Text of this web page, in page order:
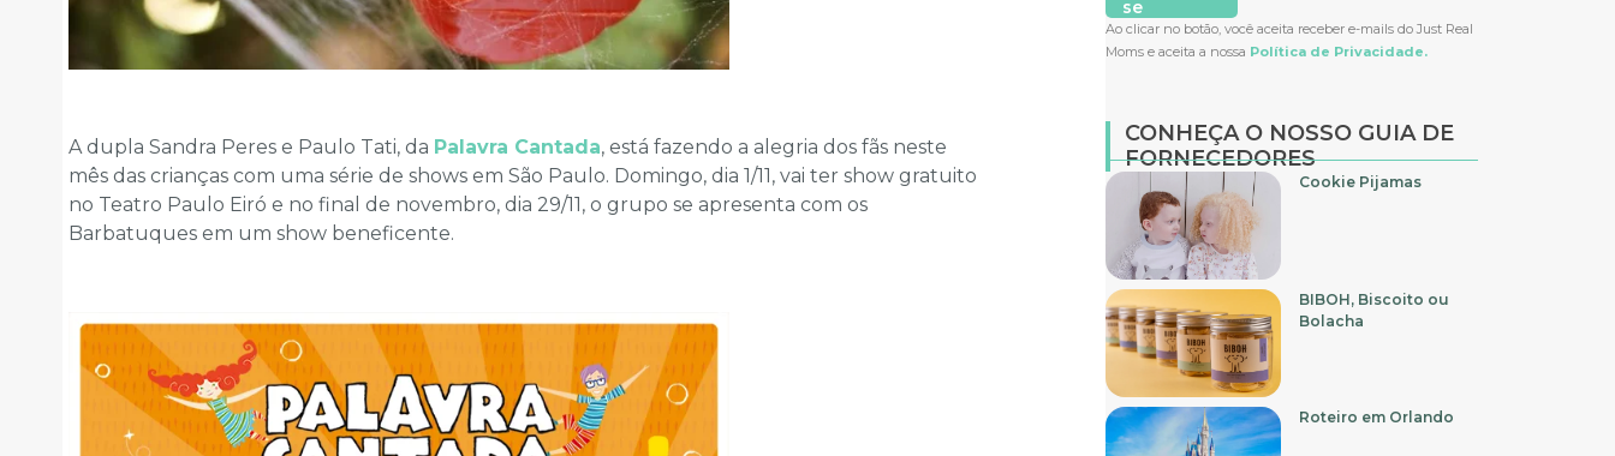
A dupla Sandra Peres e Paulo Tati, da Palavra Cantada, está fazendo a alegria dos fãs neste
mês das crianças com uma série de shows em São Paulo. Domingo, dia 1/11, vai ter show gratuito
no Teatro Paulo Eiró e no final de novembro, dia 29/11, o grupo se apresenta com os
Barbatuques em um show beneficente.
se
Ao clicar no botão, você aceita receber e-mails do Just Real
Moms e aceita a nossa Política de Privacidade.
CONHEÇA O NOSSO GUIA DE
FORNECEDORES
Cookie Pijamas
BIBOH, Biscoito ou
Bolacha
Roteiro em Orlando